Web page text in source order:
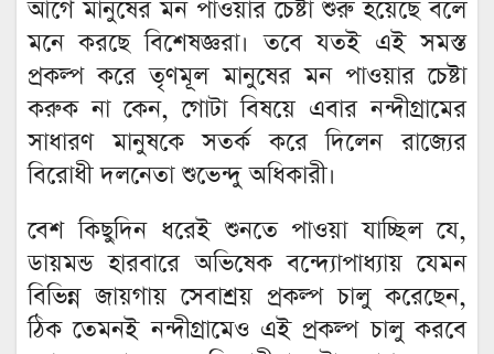
আগে মানুষের মন পাওয়ার চেষ্টা শুরু হয়েছে বলে
মনে করছে বিশেষজ্ঞরা। তবে যতই এই সমস্ত
প্রকল্প করে তৃণমূল মানুষের মন পাওয়ার চেষ্টা
করুক না কেন, গোটা বিষয়ে এবার নন্দীগ্রামের
সাধারণ মানুষকে সতর্ক করে দিলেন রাজ্যের
বিরোধী দলনেতা শুভেন্দু অধিকারী।
বেশ কিছুদিন ধরেই শুনতে পাওয়া যাচ্ছিল যে,
ডায়মন্ড হারবারে অভিষেক বন্দ্যোপাধ্যায় যেমন
বিভিন্ন জায়গায় সেবাশ্রয় প্রকল্প চালু করেছেন,
ঠিক তেমনই নন্দীগ্রামেও এই প্রকল্প চালু করবে